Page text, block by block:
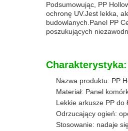
Podsumowując, PP
ochronę UV.Jest lekka,
budowlanych.Panel PP
poszukujących
Charakterystyka:
Nazwa produktu: PP
Materiał: Panel
Lekkie arkusze PP do
Odrzucający ogień:
Stosowanie: nadaje